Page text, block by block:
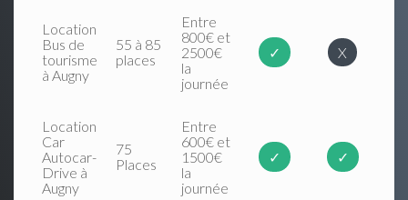
Location
Bus de
tourisme
à Augny
55 à 85
places
Entre
800€ et
2500€
la
journée
✓ X
Location
Car
Autocar-
Drive à
Augny
75
Places
Entre
600€ et
1500€
la
journée
✓ ✓